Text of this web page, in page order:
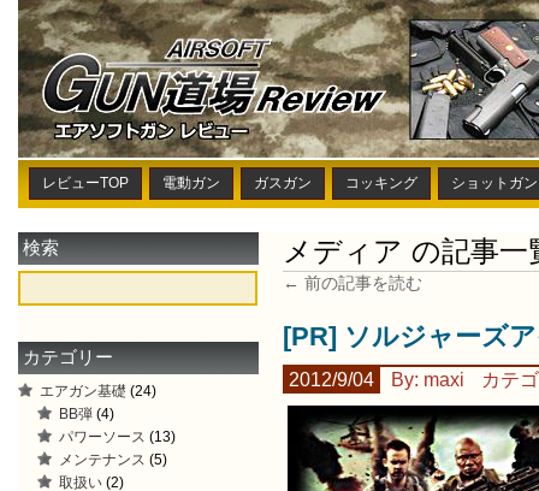
レビューTOP 電動ガン ガスガン コッキング ショットガン
メディア の記事一
← 前の記事を読む
[PR] ソルジャーズ
2012/9/04 By: maxi カテ
検索
カテゴリー
エアガン基礎 (24)
BB弾 (4)
パワーソース (13)
メンテナンス (5)
取扱い (2)